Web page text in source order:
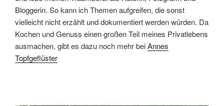
Bloggerin. So kann ich Themen aufgreifen, die sonst
vielleicht nicht erzählt und dokumentiert werden würden. Da
Kochen und Genuss einen großen Teil meines Privatlebens
ausmachen, gibt es dazu noch mehr beiAnnes
Topfgeflüster